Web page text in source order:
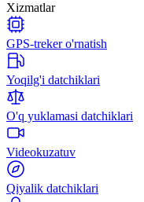
Xizmatlar
GPS-treker o'rnatish
Yoqilg'i datchiklari
O'q yuklamasi datchiklari
Videokuzatuv
Qiyalik datchiklari